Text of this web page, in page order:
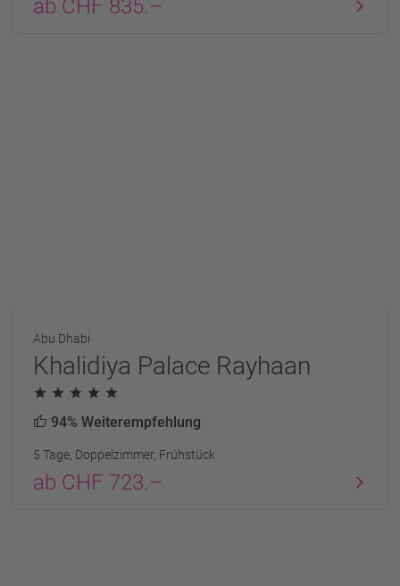
ab CHF 835.–
Abu Dhabi
Khalidiya Palace Rayhaan
94% Weiterempfehlung
5 Tage, Doppelzimmer, Frühstück
ab CHF 723.–